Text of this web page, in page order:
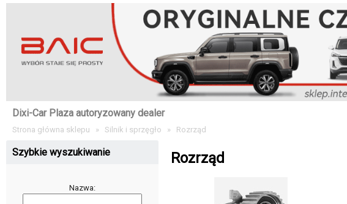
Dixi-Car Plaza autoryzowany dealer
Strona główna sklepu » Silnik i sprzęgło » Rozrząd
Rozrząd
Szybkie wyszukiwanie
Nazwa: